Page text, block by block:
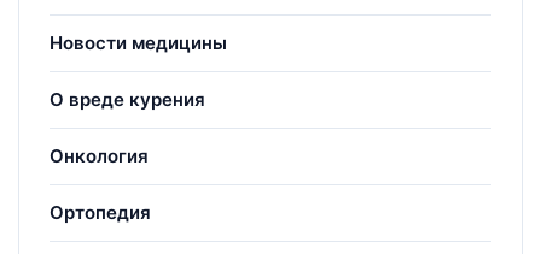
Новости медицины
О вреде курения
Онкология
Ортопедия